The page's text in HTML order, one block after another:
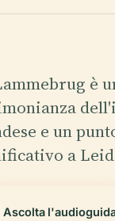
è
e un
a
Ascolta